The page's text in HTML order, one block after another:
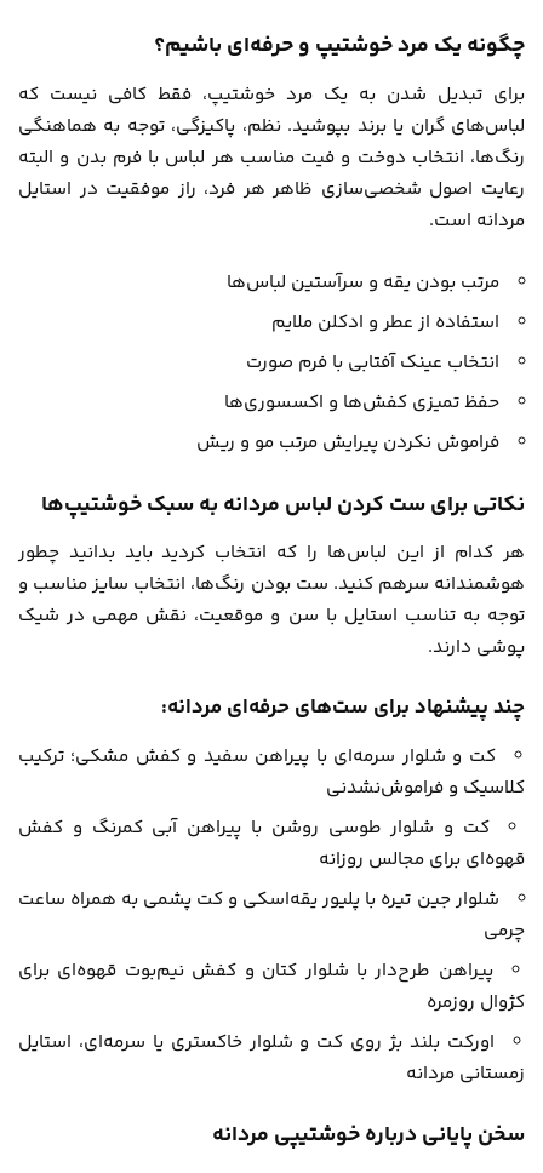
چگونه یک مرد خوشتیپ و حرفه‌ای باشیم؟
برای تبدیل شدن به یک مرد خوشتیپ، فقط کافی نیست که
لباس‌های گران یا برند بپوشید. نظم، پاکیزگی، توجه به هماهنگی
رنگ‌ها، انتخاب دوخت و فیت مناسب هر لباس با فرم بدن و البته
رعایت اصول شخصی‌سازی ظاهر هر فرد، راز موفقیت در استایل
مردانه است.
مرتب بودن یقه و سرآستین لباس‌ها
استفاده از عطر و ادکلن ملایم
انتخاب عینک آفتابی با فرم صورت
حفظ تمیزی کفش‌ها و اکسسوری‌ها
فراموش نکردن پیرایش مرتب مو و ریش
نکاتی برای ست کردن لباس مردانه به سبک خوشتیپ‌ها
هر کدام از این لباس‌ها را که انتخاب کردید باید بدانید چطور
هوشمندانه سرهم کنید. ست بودن رنگ‌ها، انتخاب سایز مناسب و
توجه به تناسب استایل با سن و موقعیت، نقش مهمی در شیک
پوشی دارند.
چند پیشنهاد برای ست‌های حرفه‌ای مردانه:
کت و شلوار سرمه‌ای با پیراهن سفید و کفش مشکی؛ ترکیب
کلاسیک و فراموش‌نشدنی
کت و شلوار طوسی روشن با پیراهن آبی کمرنگ و کفش
قهوه‌ای برای مجالس روزانه
شلوار جین تیره با پلیور یقه‌اسکی و کت پشمی به همراه ساعت
چرمی
پیراهن طرح‌دار با شلوار کتان و کفش نیم‌بوت قهوه‌ای برای
کژوال روزمره
اورکت بلند بژ روی کت و شلوار خاکستری یا سرمه‌ای، استایل
زمستانی مردانه
سخن پایانی درباره خوشتیپی مردانه